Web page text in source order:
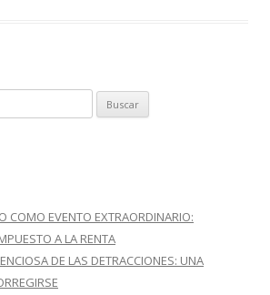
COMO EVENTO EXTRAORDINARIO:
A LA RENTA
DE LAS DETRACCIONES: UNA